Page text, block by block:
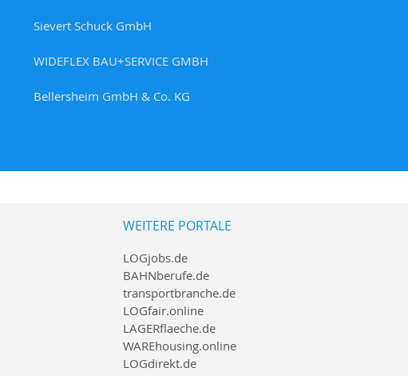
Sievert Schuck GmbH
WIDEFLEX BAU+SERVICE GMBH
Bellersheim GmbH & Co. KG
WEITERE PORTALE
LOGjobs.de
BAHNberufe.de
transportbranche.de
LOGfair.online
LAGERflaeche.de
WAREhousing.online
LOGdirekt.de